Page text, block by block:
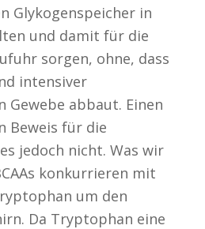
Glykogenspeicher in
und damit für die
sorgen, ohne, dass
intensiver
Gewebe abbaut. Einen
Beweis für die
jedoch nicht. Was wir
konkurrieren mit
um den
Da Tryptophan eine